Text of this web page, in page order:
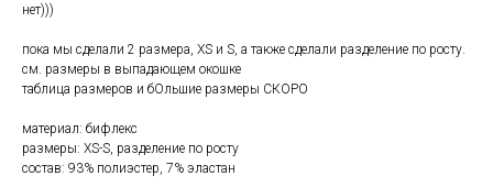
нет)))
пока мы сделали 2 размера, XS и S, а также сделали разделение по росту.
см. размеры в выпадающем окошке
таблица размеров и бОльшие размеры СКОРО
материал: бифлекс
размеры: XS-S, разделение по росту
состав: 93% полиэстер, 7% эластан